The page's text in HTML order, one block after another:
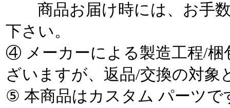
商品お届け時には、お手数
下さい。
④ メーカーによる製造工程/梱
ざいますが、返品/交換の
⑤ 本商品はカスタム パーツで